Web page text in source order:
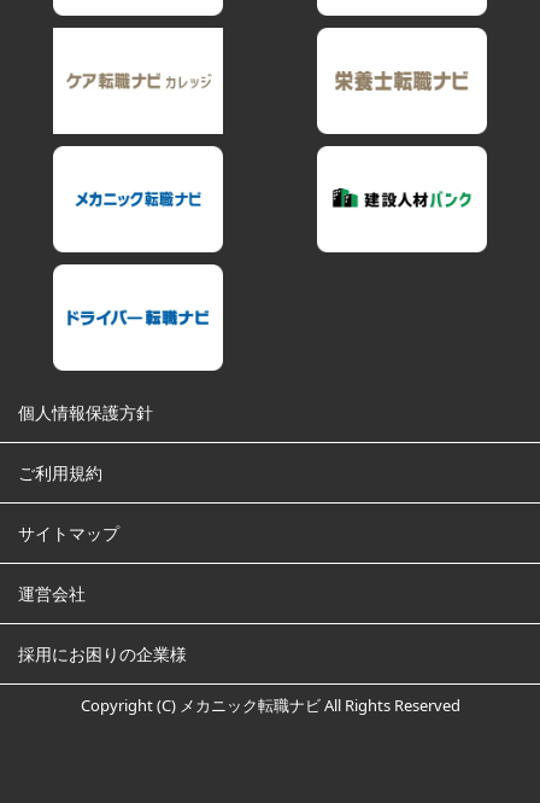
個人情報保護方針
ご利用規約
サイトマップ
運営会社
採用にお困りの企業様
Copyright (C) メカニック転職ナビ All Rights Reserved